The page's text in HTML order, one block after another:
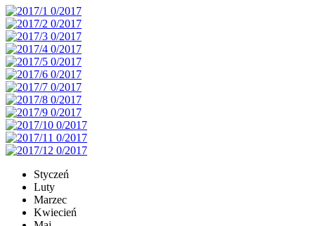
Styczeń
Luty
Marzec
Kwiecień